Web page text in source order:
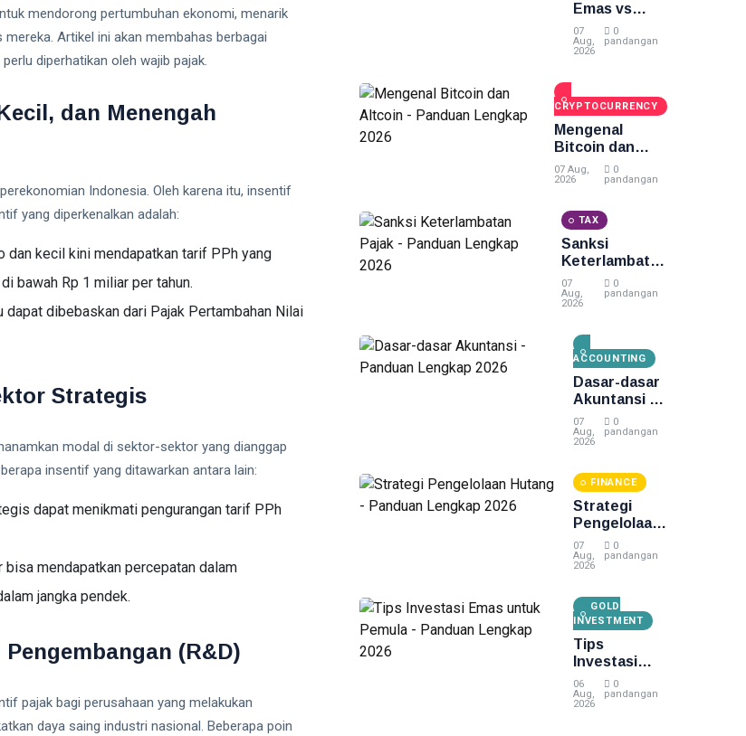
mendorong pertumbuhan ekonomi, menarik
Artikel ini akan membahas berbagai
diperhatikan oleh wajib pajak.
dan Menengah
Indonesia. Oleh karena itu, insentif
yang diperkenalkan adalah:
dan kecil kini mendapatkan tarif PPh yang
bawah Rp 1 miliar per tahun.
dibebaskan dari Pajak Pertambahan Nilai
Strategis
modal di sektor-sektor yang dianggap
insentif yang ditawarkan antara lain:
dapat menikmati pengurangan tarif PPh
mendapatkan percepatan dalam
jangka pendek.
(R&D)
pajak bagi perusahaan yang melakukan
daya saing industri nasional. Beberapa poin
Emas vs
Investasi
Lain -
2026
07
Aug,
2026
0
pandangan
CRYPTOCURRENCY
Mengenal
Bitcoin dan
Altcoin -
Panduan
07 Aug,
2026
0
pandangan
TAX
Sanksi
Keterlambatan
Pajak -
Panduan
07
Aug,
2026
0
pandangan
ACCOUNTING
Dasar-dasar
Akuntansi -
Panduan
Lengkap
07
Aug,
2026
0
pandangan
FINANCE
Strategi
Pengelolaan
Hutang -
Panduan
07
Aug,
2026
0
pandangan
GOLD
INVESTMENT
Tips
Investasi
Emas untuk
Pemula -
06
Aug,
2026
0
pandangan